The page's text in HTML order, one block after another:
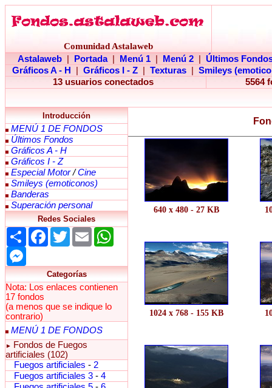
Comunidad Astalaweb
Astalaweb
Portada Menú 1 Menú 2
Últimos
Gráficos A - H
Gráficos I - Z Texturas
Smileys
13 usuarios conectados
5564
Introducción
MENÚ 1 DE FONDOS
Últimos Fondos
Gráficos A - H
Gráficos I - Z
Especial Motor/Cine
Smileys (emoticonos)
Banderas
Superación personal
Redes Sociales
Share Facebook
TwitterEmail
Categorías
Nota: Los enlaces contienen
17 fondos
(a menos que se indique lo
contrario)
MENÚ 1 DE FONDOS
►
Fondos de Fuegos
artificiales (102)
Fuegos artificiales - 2
Fuegos artificiales 3 - 4
640 x 480 - 27 KB
1024 x 768 - 155 KB